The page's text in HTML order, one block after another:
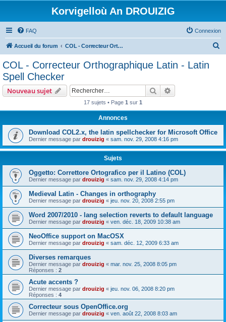
Korvigelloù An DROUIZIG
FAQ Connexion
Accueil du forum COL - Correcteur Orthographique Latin - Latin Spell Checker
COL - Correcteur Orthographique Latin - Latin
Spell Checker
Nouveau sujet Rechercher
17 sujets • Page 1 sur 1
Annonces
Download COL2.x, the latin spellchecker for Microsoft Office
Dernier message par drouizig « sam. nov. 29, 2008 4:16 pm
Sujets
Oggetto: Correttore Ortografico per il Latino (COL)
Dernier message par drouizig « sam. nov. 29, 2008 4:14 pm
Medieval Latin - Changes in orthography
Dernier message par drouizig « jeu. nov. 20, 2008 2:55 pm
Word 2007/2010 - lang selection reverts to default language
Dernier message par drouizig « ven. déc. 18, 2009 10:38 am
NeoOffice support on MacOSX
Dernier message par drouizig « sam. déc. 12, 2009 6:33 am
Diverses remarques
Dernier message par drouizig « mar. nov. 25, 2008 8:05 pm
Réponses : 2
Acute accents ?
Dernier message par drouizig « jeu. nov. 06, 2008 8:20 pm
Réponses : 4
Correcteur sous OpenOffice.org
Dernier message par drouizig « ven. août 22, 2008 8:03 am